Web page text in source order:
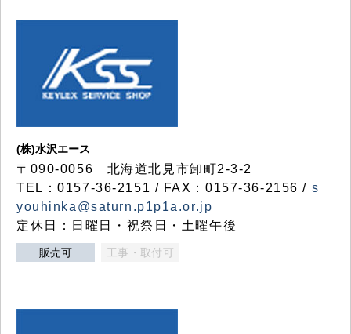
(株)水沢エース
〒090-0056 北海道北見市卸町2-3-2
TEL：0157-36-2151 / FAX：0157-36-2156 / s
youhinka@saturn.p1p1a.or.jp
定休日：日曜日・祝祭日・土曜午後
販売可 工事・取付可